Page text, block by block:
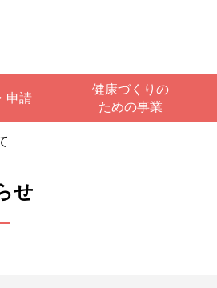
申請
健康づくりの
ための事業
せ